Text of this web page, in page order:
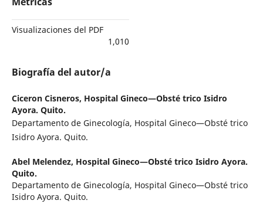
Visualizaciones del PDF
1,010
Biografía del autor/a
Ciceron Cisneros, Hospital Gineco—Obsté trico Isidro
Ayora. Quito.
Departamento de Ginecología, Hospital Gineco—Obsté trico
Isidro Ayora. Quito.
Abel Melendez, Hospital Gineco—Obsté trico Isidro Ayora.
Quito.
Departamento de Ginecología, Hospital Gineco—Obsté trico
Isidro Ayora. Quito.